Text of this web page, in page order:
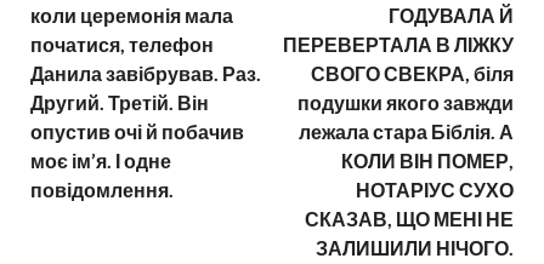
коли церемонія мала
початися, телефон
Данила завібрував. Раз.
Другий. Третій. Він
опустив очі й побачив
моє ім’я. І одне
повідомлення.
ГОДУВАЛА Й
ПЕРЕВЕРТАЛА В ЛІЖКУ
СВОГО СВЕКРА, біля
подушки якого завжди
лежала стара Біблія. А
КОЛИ ВІН ПОМЕР,
НОТАРІУС СУХО
СКАЗАВ, ЩО МЕНІ НЕ
ЗАЛИШИЛИ НІЧОГО.